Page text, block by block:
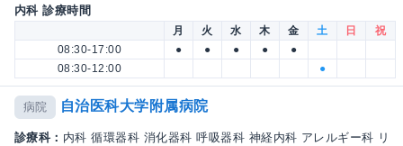
内科 診療時間
月 火 水 木 金 土 日
祝
08:30-17:00
● ● ● ●
●
08:30-12:00
●
病院 自治医科大学附属病院
診療科： 内科 循環器科 消化器科 呼吸器科 神経内科 アレルギー科 リ